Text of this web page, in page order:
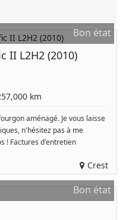
Bon état
II L2H2 (2010)
km
aménagé. Je vous laisse
n'hésitez pas à me
! Factures d'entretien
Crest
Bon état